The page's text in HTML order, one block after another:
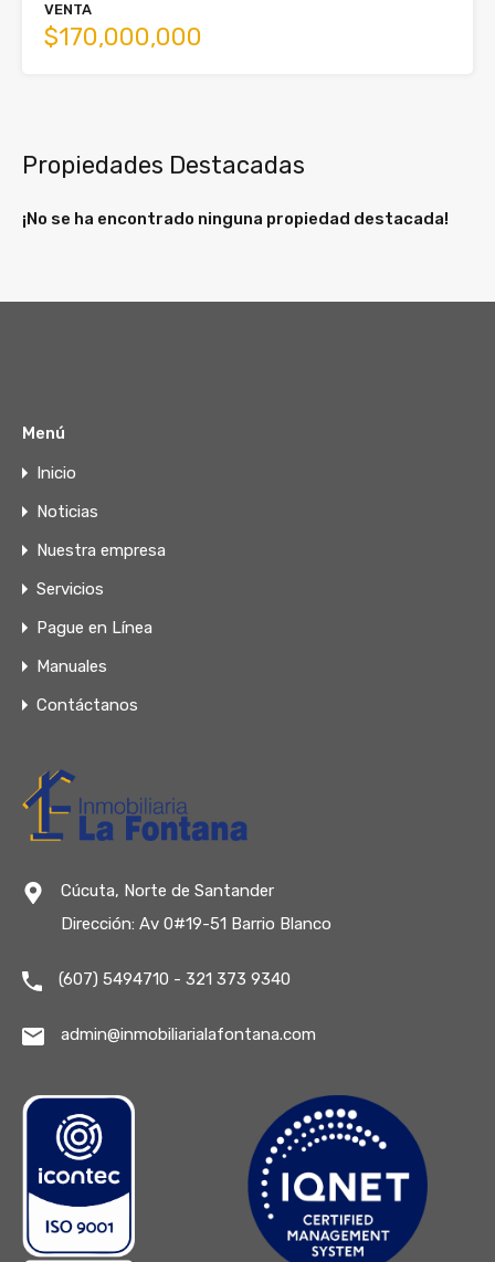
VENTA
$170,000,000
Propiedades Destacadas
¡No se ha encontrado ninguna propiedad destacada!
Menú
Inicio
Noticias
Nuestra empresa
Servicios
Pague en Línea
Manuales
Contáctanos
Cúcuta, Norte de Santander
Dirección: Av 0#19-51 Barrio Blanco
(607) 5494710 - 321 373 9340
admin@inmobiliarialafontana.com